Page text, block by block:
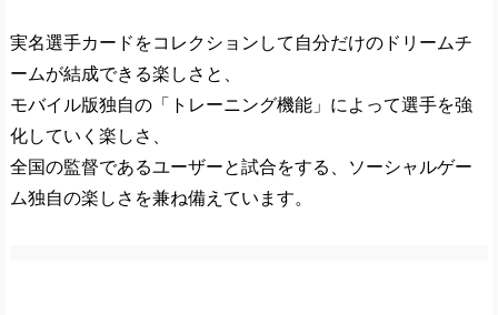
実名選手カードをコレクションして自分だけのドリームチ
ームが結成できる楽しさと、
モバイル版独自の「トレーニング機能」によって選手を強
化していく楽しさ、
全国の監督であるユーザーと試合をする、ソーシャルゲー
ム独自の楽しさを兼ね備えています。